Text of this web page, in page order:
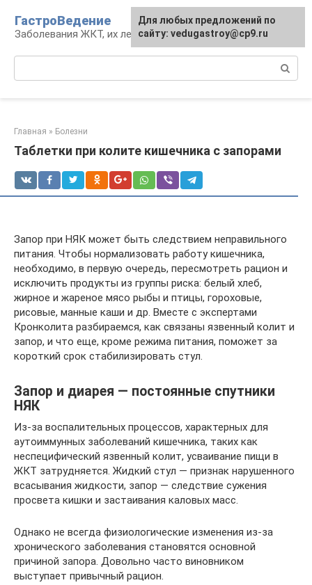
контенту
ГастроВедение
Заболевания ЖКТ, их лечение и профилактика
Главная » Болезни
Таблетки при колите кишечника с запорами
Запор при НЯК может быть следствием неправильного
питания. Чтобы нормализовать работу кишечника,
необходимо, в первую очередь, пересмотреть рацион и
исключить продукты из группы риска: белый хлеб,
жирное и жареное мясо рыбы и птицы, гороховые,
рисовые, манные каши и др. Вместе с экспертами
Кронколита разбираемся, как связаны язвенный колит и
запор, и что еще, кроме режима питания, поможет за
короткий срок стабилизировать стул.
Запор и диарея — постоянные спутники
НЯК
Из-за воспалительных процессов, характерных для
аутоиммунных заболеваний кишечника, таких как
неспецифический язвенный колит, усваивание пищи в
ЖКТ затрудняется. Жидкий стул — признак нарушенного
всасывания жидкости, запор — следствие сужения
просвета кишки и застаивания каловых масс.
Однако не всегда физиологические изменения из-за
хронического заболевания становятся основной
причиной запора. Довольно часто виновником
выступает привычный рацион.
Для любых предложений по
сайту: vedugastroy@cp9.ru